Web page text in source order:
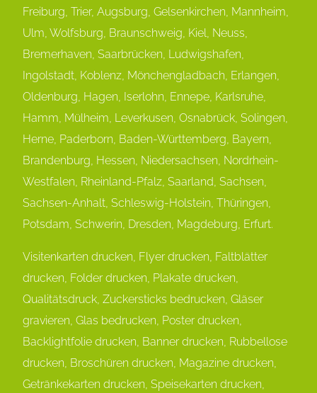
Freiburg, Trier, Augsburg, Gelsenkirchen, Mannheim,
Ulm, Wolfsburg, Braunschweig, Kiel, Neuss,
Bremerhaven, Saarbrücken, Ludwigshafen,
Ingolstadt, Koblenz, Mönchengladbach, Erlangen,
Oldenburg, Hagen, Iserlohn, Ennepe, Karlsruhe,
Hamm, Mülheim, Leverkusen, Osnabrück, Solingen,
Herne, Paderborn, Baden-Württemberg, Bayern,
Brandenburg, Hessen, Niedersachsen, Nordrhein-
Westfalen, Rheinland-Pfalz, Saarland, Sachsen,
Sachsen-Anhalt, Schleswig-Holstein, Thüringen,
Potsdam, Schwerin, Dresden, Magdeburg, Erfurt.
Visitenkarten drucken, Flyer drucken, Faltblätter
drucken, Folder drucken, Plakate drucken,
Qualitätsdruck, Zuckersticks bedrucken, Gläser
gravieren, Glas bedrucken, Poster drucken,
Backlightfolie drucken, Banner drucken, Rubbellose
drucken, Broschüren drucken, Magazine drucken,
Getränkekarten drucken, Speisekarten drucken,